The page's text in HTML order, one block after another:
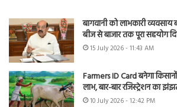
बागवानी को लाभकारी
बीज से बाजार तक पूरा सहयोग
15 July 2026 - 11:43 AM
Farmers ID Card बनेगा
लाभ, बार-बार रजिस्ट्रेशन का
10 July 2026 - 12:42 PM